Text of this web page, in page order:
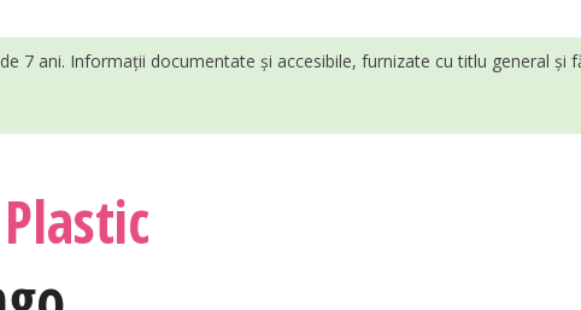
7 ani. Informații documentate și accesibile, furnizate cu titlu general și